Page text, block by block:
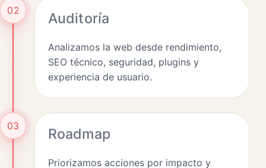
02 Auditoría
Analizamos la web desde rendimiento,
SEO técnico, seguridad, plugins y
experiencia de usuario.
03 Roadmap
Priorizamos acciones por impacto y